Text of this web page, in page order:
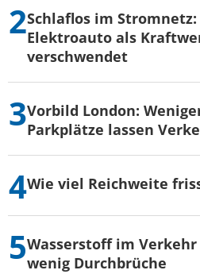
Schlaflos im
Elektroauto als
verschwendet
Vorbild London:
Parkplätze lassen
Wie viel Reichweite
Wasserstoff im
wenig Durchbrüche